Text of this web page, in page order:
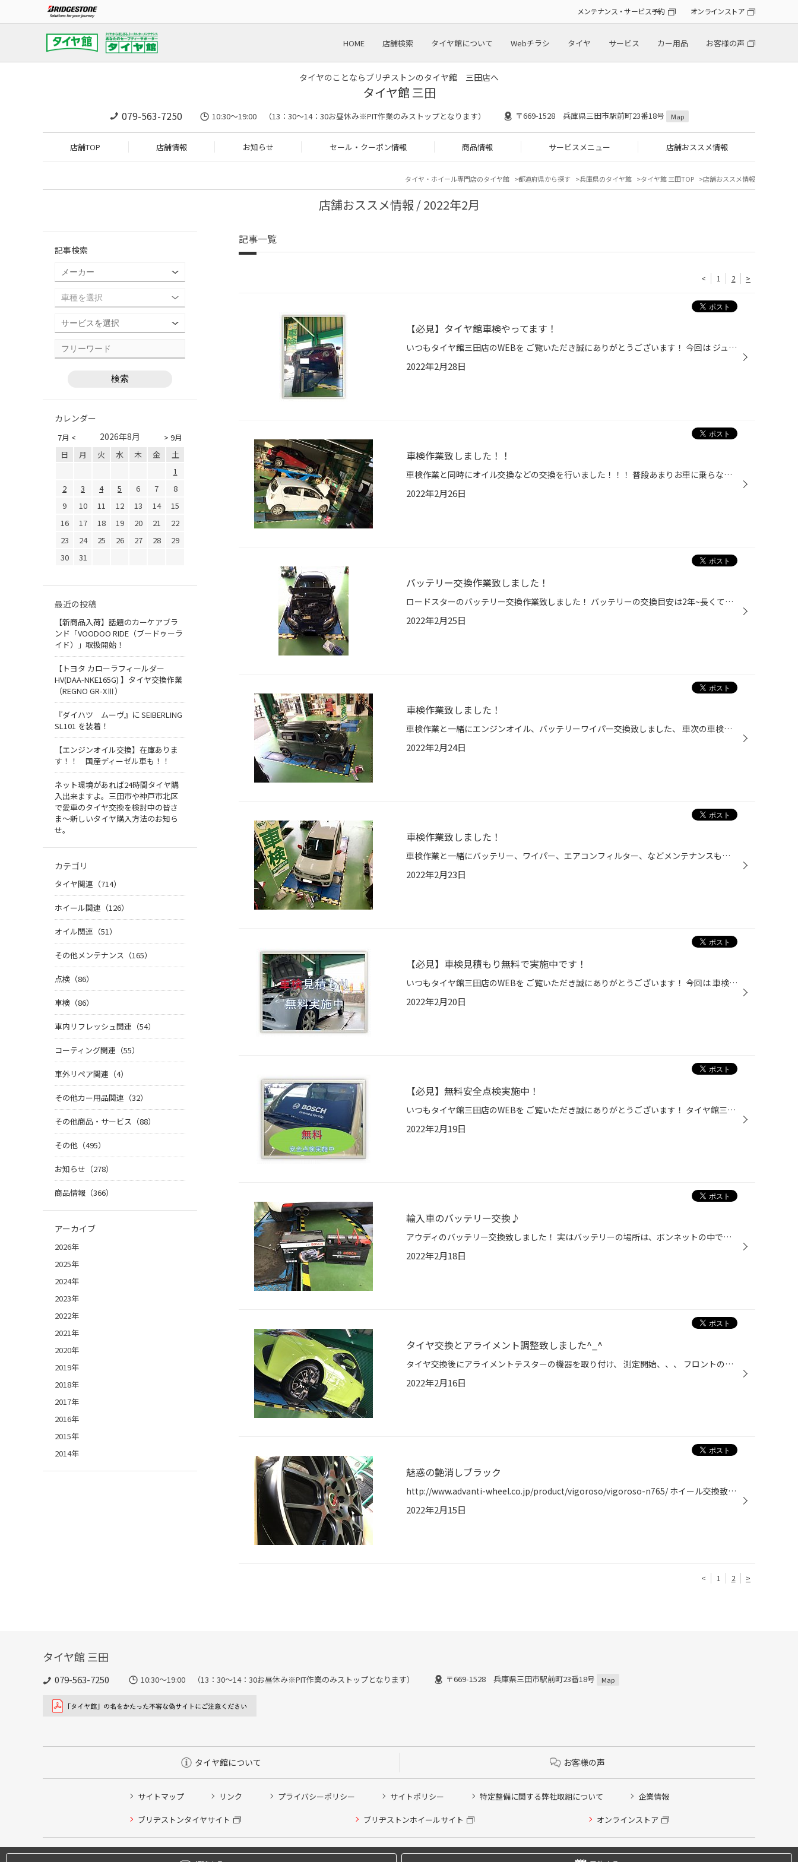
メンテナンス・サービス予約 オンラインストア
HOME 店舗検索 タイヤ館について Webチラシ タイヤ サービス カー用品 お客様の声
タイヤのことならブリヂストンのタイヤ館 三田店へ
タイヤ館 三田
079-563-7250 10:30～19:00 （13：30～14：30お昼休み※PIT作業のみストップとなります） 〒669-1528 兵庫県三田市駅前町23番18号 Map
店舗TOP 店舗情報 お知らせ セール・クーポン情報 商品情報 サービスメニュー 店舗おススメ情報
タイヤ・ホイール専門店のタイヤ館 都道府県から探す 兵庫県のタイヤ館 タイヤ館 三田TOP 店舗おススメ情報
店舗おススメ情報 / 2022年2月
記事一覧
< 1 2 >
【必見】タイヤ館車検やってます！
いつもタイヤ館三田店のWEBを ご覧いただき誠にありがとうございます！ 今回は ジュークの 車検を させていただきました♪ タイヤ館三田店で 車検を選んでいただき 誠にありがとうございました♪ 【タイヤ館三田店の車検の魅力】 1 タイヤ館三田店では 車検のお見積りを 無料で 実施させていただいて...
2022年2月28日
車検作業致しました！！
車検作業と同時にオイル交換などの交換を行いました！！！ 普段あまりお車に乗らなくても、メンテナンスはしっかりとしておきたいですね！^_^
2022年2月26日
バッテリー交換作業致しました！
ロードスターのバッテリー交換作業致しました！ バッテリーの交換目安は2年~長くて3年となっております 早めの交換で安心ドライブ出来ますね^_^
2022年2月25日
車検作業致しました！
車検作業と一緒にエンジンオイル、バッテリーワイパー交換致しました、 車次の車検は2年後です！同時にメンテナンスも出来て安心ですね^_^
2022年2月24日
車検作業致しました！
車検作業と一緒にバッテリー、ワイパー、エアコンフィルター、などメンテナンスも致しました！2年後の車検まで安心ですね^_^
2022年2月23日
【必見】車検見積もり無料で実施中です！
いつもタイヤ館三田店のWEBを ご覧いただき誠にありがとうございます！ 今回は 車検見積もり させていただきました♪ 数ある中から、 タイヤ館三田店を 選んでいただき 誠にありがとうございます！！ タイヤ館三田店の車検の魅力 1 タイヤ館三田店では 車検のお見積りを 無料で 実施させていただいて...
2022年2月20日
【必見】無料安全点検実施中！
いつもタイヤ館三田店のWEBを ご覧いただき誠にありがとうございます！ タイヤ館三田店では、 タイヤだけでなく、 オイル、ワイパー、 バッテリー、エアコンフィルターなどの メンテナンス用品も 取り扱いございます！ また交換が必要かどうかは 当店の 無料の安全点検 を実施させていただいており...
2022年2月19日
輸入車のバッテリー交換♪
アウディのバッテリー交換致しました！ 実はバッテリーの場所は、ボンネットの中でなくトランクの中なんです、、、 これで2年間は安心ですね^_^
2022年2月18日
タイヤ交換とアライメント調整致しました^_^
タイヤ交換後にアライメントテスターの機器を取り付け、 測定開始、、、 フロントの右側が少しズレていました、、、 どのお車も自然とズレるので定期的に見てあげると安心ですね！ この後しっかりと調整し元通りになりました^_^
2022年2月16日
魅惑の艶消しブラック
http://www.advanti-wheel.co.jp/product/vigoroso/vigoroso-n765/ ホイール交換致します！ 暖かくなる春に向けてお車のイメージチェンジしませんか？
2022年2月15日
< 1 2 >
記事検索
カレンダー
7月 < > 9月
2026年8月
日 月 火 水 木 金
土
1
2
3 4 5 6 7
8
9
10 11 12 13 14
15
16
17 18 19 20 21
22
23
24 25 26 27 28
29
30
31
最近の投稿
【新商品入荷】話題のカーケアブラ
ンド「VOODOO RIDE（ブードゥーラ
イド）」取扱開始！
【トヨタ カローラフィールダー
HV(DAA-NKE165G) 】タイヤ交換作業
（REGNO GR-XⅢ）
『ダイハツ ムーヴ』に SEIBERLING
SL101 を装着！
【エンジンオイル交換】在庫ありま
す！！ 国産ディーゼル車も！！
ネット環境があれば24時間タイヤ購
入出来ますよ。三田市や神戸市北区
で愛車のタイヤ交換を検討中の皆さ
ま〜新しいタイヤ購入方法のお知ら
せ。
カテゴリ
タイヤ関連（714）
ホイール関連（126）
オイル関連（51）
その他メンテナンス（165）
点検（86）
車検（86）
車内リフレッシュ関連（54）
コーティング関連（55）
車外リペア関連（4）
その他カー用品関連（32）
その他商品・サービス（88）
その他（495）
お知らせ（278）
商品情報（366）
アーカイブ
2026年
2025年
2024年
2023年
2022年
2021年
2020年
2019年
2018年
2017年
2016年
2015年
2014年
タイヤ館 三田
079-563-7250 10:30～19:00 （13：30～14：30お昼休み※PIT作業のみストップとなります） 〒669-1528 兵庫県三田市駅前町23番18号 Map
タイヤ館について お客様の声
サイトマップ リンク プライバシーポリシー サイトポリシー 特定整備に関する弊社取組について 企業情報
ブリヂストンタイヤサイト ブリヂストンホイールサイト オンラインストア
タイヤ点検・安全点検/タイヤ履き替え/オイル交換/その他ピット作業の予約
クローク契約会員専用タイヤ履き替え※タイヤ履き替えを希望のクローク契約会員の方はこちらを選択ください
本日のタイヤ履き替え順番待ち予約 ※クローク契約会員の方はご利用いただけません